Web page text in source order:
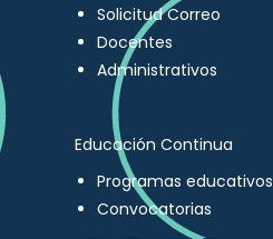
Solicitud Correo
Docentes
Administrativos
Educación Continua
Programas educativos
Convocatorias